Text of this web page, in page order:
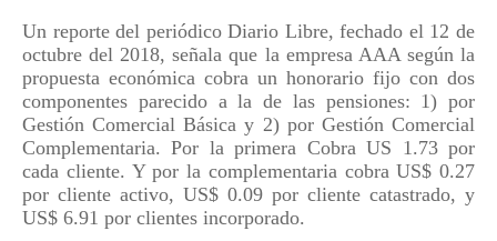
Un reporte del periódico Diario Libre, fechado el 12 de
octubre del 2018, señala que la empresa AAA según la
propuesta económica cobra un honorario fijo con dos
componentes parecido a la de las pensiones: 1) por
Gestión Comercial Básica y 2) por Gestión Comercial
Complementaria. Por la primera Cobra US 1.73 por
cada cliente. Y por la complementaria cobra US$ 0.27
por cliente activo, US$ 0.09 por cliente catastrado, y
US$ 6.91 por clientes incorporado.